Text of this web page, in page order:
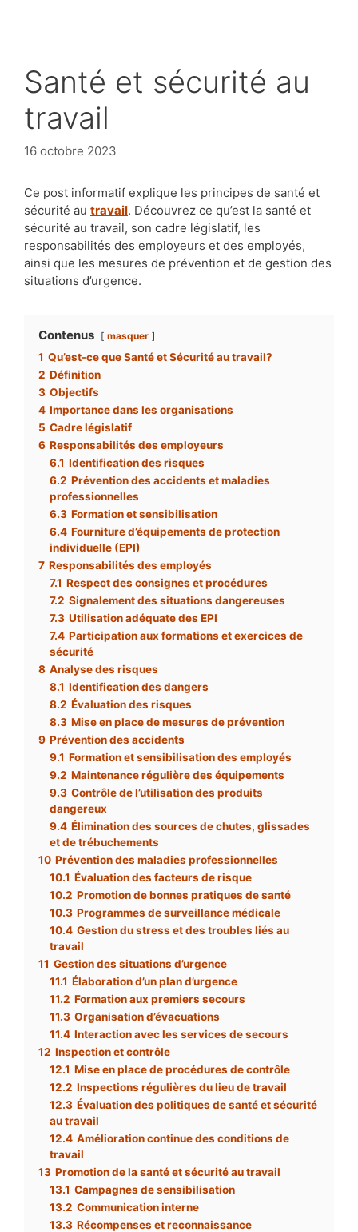
Santé et sécurité au
travail
16 octobre 2023
Ce post informatif explique les principes de santé et
sécurité au travail. Découvrez ce qu’est la santé et
sécurité au travail, son cadre législatif, les
responsabilités des employeurs et des employés,
ainsi que les mesures de prévention et de gestion des
situations d’urgence.
Contenus masquer
1 Qu’est-ce que Santé et Sécurité au travail?
2 Définition
3 Objectifs
4 Importance dans les organisations
5 Cadre législatif
6 Responsabilités des employeurs
6.1 Identification des risques
6.2 Prévention des accidents et maladies
professionnelles
6.3 Formation et sensibilisation
6.4 Fourniture d’équipements de protection
individuelle (EPI)
7 Responsabilités des employés
7.1 Respect des consignes et procédures
7.2 Signalement des situations dangereuses
7.3 Utilisation adéquate des EPI
7.4 Participation aux formations et exercices de
sécurité
8 Analyse des risques
8.1 Identification des dangers
8.2 Évaluation des risques
8.3 Mise en place de mesures de prévention
9 Prévention des accidents
9.1 Formation et sensibilisation des employés
9.2 Maintenance régulière des équipements
9.3 Contrôle de l’utilisation des produits
dangereux
9.4 Élimination des sources de chutes, glissades
et de trébuchements
10 Prévention des maladies professionnelles
10.1 Évaluation des facteurs de risque
10.2 Promotion de bonnes pratiques de santé
10.3 Programmes de surveillance médicale
10.4 Gestion du stress et des troubles liés au
travail
11 Gestion des situations d’urgence
11.1 Élaboration d’un plan d’urgence
11.2 Formation aux premiers secours
11.3 Organisation d’évacuations
11.4 Interaction avec les services de secours
12 Inspection et contrôle
12.1 Mise en place de procédures de contrôle
12.2 Inspections régulières du lieu de travail
12.3 Évaluation des politiques de santé et sécurité
au travail
12.4 Amélioration continue des conditions de
travail
13 Promotion de la santé et sécurité au travail
13.1 Campagnes de sensibilisation
13.2 Communication interne
13.3 Récompenses et reconnaissance